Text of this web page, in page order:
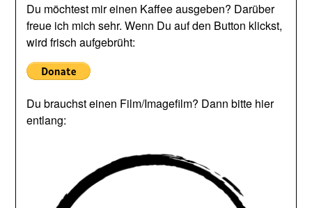
Du möchtest mir einen Kaffee ausgeben? Darüber
freue ich mich sehr. Wenn Du auf den Button klickst,
wird frisch aufgebrüht:
Du brauchst einen Film/Imagefilm? Dann bitte hier
entlang: